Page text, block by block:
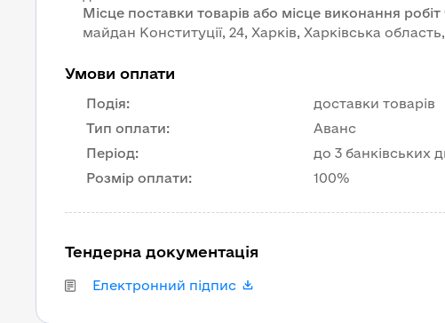
Місце поставки товарів або місце виконання
майдан Конституції, 24, Харків, Харківська
Умови оплати
Подія:
доставки товарів
Тип оплати:
Аванс
Період:
до 3 банківських
Розмір оплати: 100%
Тендерна документація
Електронний підпис